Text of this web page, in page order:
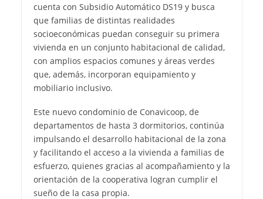
cuenta con Subsidio Automático DS19 y busca
que familias de distintas realidades
socioeconómicas puedan conseguir su primera
vivienda en un conjunto habitacional de calidad,
con amplios espacios comunes y áreas verdes
que, además, incorporan equipamiento y
mobiliario inclusivo.
Este nuevo condominio de Conavicoop, de
departamentos de hasta 3 dormitorios, continúa
impulsando el desarrollo habitacional de la zona
y facilitando el acceso a la vivienda a familias de
esfuerzo, quienes gracias al acompañamiento y la
orientación de la cooperativa logran cumplir el
sueño de la casa propia.